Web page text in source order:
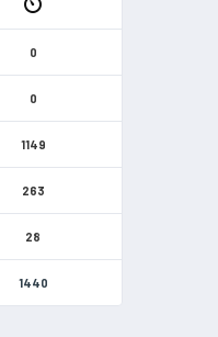
0
0
1149
263
28
1440